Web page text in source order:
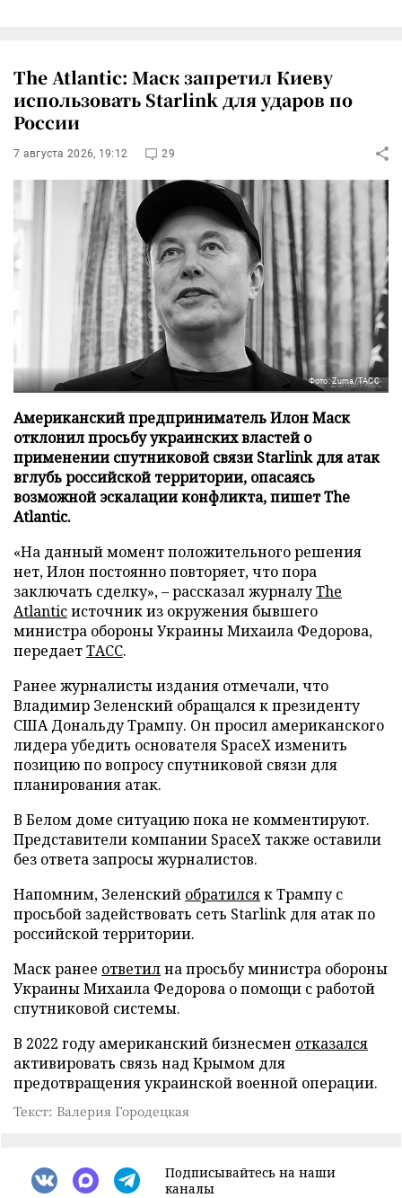
The Atlantic: Маск запретил Киеву
использовать Starlink для ударов по
России
7 августа 2026, 19:12 29
Фото: Zuma/ТАСС
Американский предприниматель Илон Маск
отклонил просьбу украинских властей о
применении спутниковой связи Starlink для атак
вглубь российской территории, опасаясь
возможной эскалации конфликта, пишет The
Atlantic.
«На данный момент положительного решения
нет, Илон постоянно повторяет, что пора
заключать сделку», – рассказал журналуThe
Atlanticисточник из окружения бывшего
министра обороны Украины Михаила Федорова,
передаетТАСС.
Ранее журналисты издания отмечали, что
Владимир Зеленский обращался к президенту
США Дональду Трампу. Он просил американского
лидера убедить основателя SpaceX изменить
позицию по вопросу спутниковой связи для
планирования атак.
В Белом доме ситуацию пока не комментируют.
Представители компании SpaceX также оставили
без ответа запросы журналистов.
Напомним, Зеленский обратилсяк Трампу с
просьбой задействовать сеть Starlink для атак по
российской территории.
Маск ранее ответилна просьбу министра обороны
Украины Михаила Федорова о помощи с работой
спутниковой системы.
В 2022 году американский бизнесмен отказался
активировать связь над Крымом для
предотвращения украинской военной операции.
Текст: Валерия Городецкая
Подписывайтесь на наши
каналы